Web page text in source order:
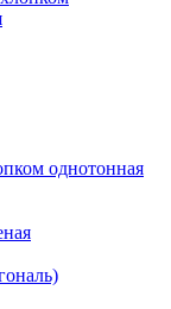
однотонная